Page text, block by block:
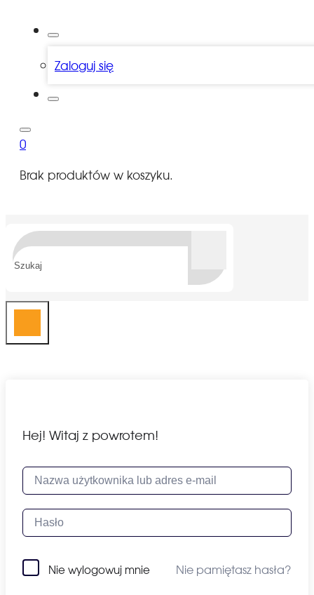
Zaloguj się
0
Brak produktów w koszyku.
Szukaj
Hej! Witaj z powrotem!
Nie wylogowuj mnie Nie pamiętasz hasła?